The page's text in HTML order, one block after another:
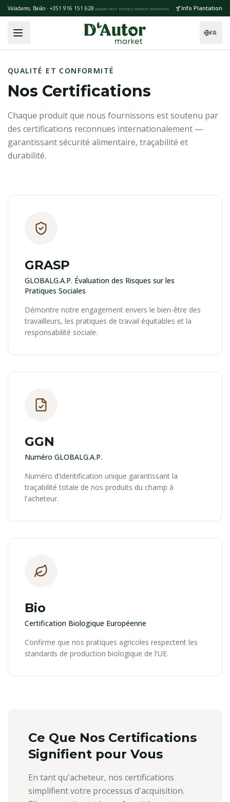
Skip to main content
Valadares, Baião · +351 916 151 628 (Appel vers réseau mobile national) Info Plantation
FR
QUALITÉ ET CONFORMITÉ
Nos Certifications
Chaque produit que nous fournissons est soutenu par
des certifications reconnues internationalement —
garantissant sécurité alimentaire, traçabilité et
durabilité.
GRASP
GLOBALG.A.P. Évaluation des Risques sur les
Pratiques Sociales
Démontre notre engagement envers le bien-être des
travailleurs, les pratiques de travail équitables et la
responsabilité sociale.
GGN
Numéro GLOBALG.A.P.
Numéro d'identification unique garantissant la
traçabilité totale de nos produits du champ à
l'acheteur.
Bio
Certification Biologique Européenne
Confirme que nos pratiques agricoles respectent les
standards de production biologique de l'UE.
Ce Que Nos Certifications
Signifient pour Vous
En tant qu'acheteur, nos certifications
simplifient votre processus d'acquisition.